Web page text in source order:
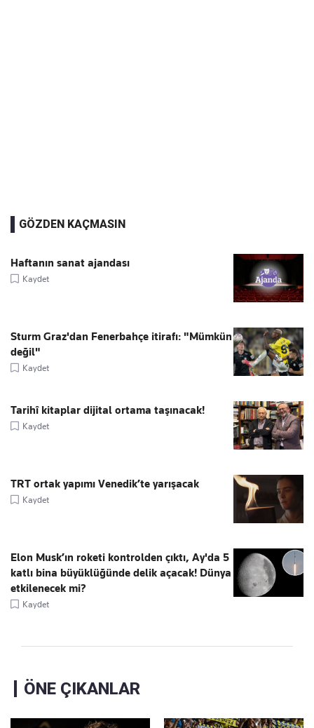
GÖZDEN KAÇMASIN
Haftanın sanat ajandası
Kaydet
Sturm Graz'dan Fenerbahçe itirafı: "Mümkün
değil"
Kaydet
Tarihî kitaplar dijital ortama taşınacak!
Kaydet
TRT ortak yapımı Venedik’te yarışacak
Kaydet
Elon Musk’ın roketi kontrolden çıktı, Ay'da 5
katlı bina büyüklüğünde delik açacak! Dünya
etkilenecek mi?
Kaydet
ÖNE ÇIKANLAR